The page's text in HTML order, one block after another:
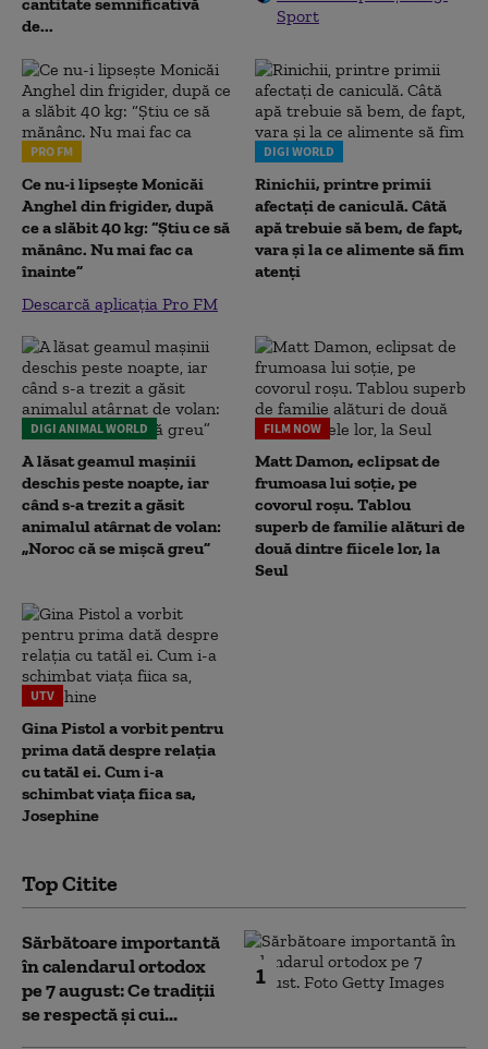
de...
Sport
PRO FM
Ce nu-i lipsește Monicăi
Anghel din frigider, după
ce a slăbit 40 kg: “Știu ce să
mănânc. Nu mai fac ca
înainte”
Descarcă aplicația Pro FM
DIGI WORLD
Rinichii, printre primii
afectați de caniculă. Câtă
apă trebuie să bem, de fapt,
vara și la ce alimente să fim
atenți
DIGI ANIMAL WORLD
A lăsat geamul mașinii
deschis peste noapte, iar
când s-a trezit a găsit
animalul atârnat de volan:
„Noroc că se mișcă greu”
FILM NOW
Matt Damon, eclipsat de
frumoasa lui soție, pe
covorul roșu. Tablou
superb de familie alături de
două dintre fiicele lor, la
Seul
UTV
Gina Pistol a vorbit pentru
prima dată despre relația
cu tatăl ei. Cum i-a
schimbat viața fiica sa,
Josephine
Top Citite
1
Sărbătoare importantă
în calendarul ortodox
pe 7 august: Ce tradiții
se respectă și cui...